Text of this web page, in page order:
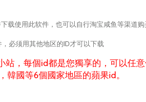
载使用此软件，也可以自行淘宝咸鱼等渠道购
必须用其他地区的ID才可以下载
站，每個id都是您獨享的，可以任
韓國等6個國家地區的蘋果id。